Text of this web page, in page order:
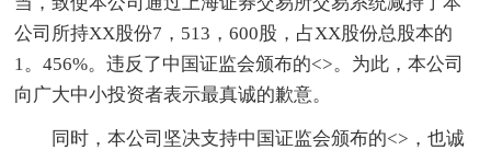
公司所持XX股份7，513，600股，占XX股份总股本的
1。456%。违反了中国证监会颁布的<>。为此，本公司
向广大中小投资者表示最真诚的歉意。
同时，本公司坚决支持中国证监会颁布的<>，也诚